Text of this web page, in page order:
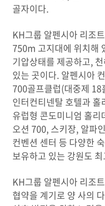
골자이다.
KH그룹 알펜시아 리조
750m 고지대에 위치해
기압상태를 제공하고,
있는 곳이다. 알펜시아
700골프클럽(대중제 18
인터컨티넨탈 호텔과
유럽형 콘도미니엄 홀
오션 700, 스키장, 알파
컨벤션 센터 등 다양한
보유하고 있는 강원도
KH그룹 알펜시아 리조
협약을 계기로 양 사의